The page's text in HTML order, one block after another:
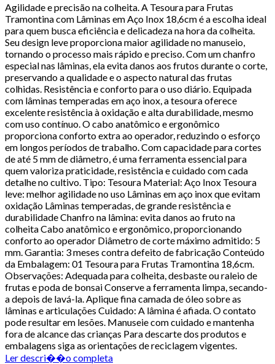
Agilidade e precisão na colheita. A Tesoura para Frutas
Tramontina com Lâminas em Aço Inox 18,6cm é a escolha ideal
para quem busca eficiência e delicadeza na hora da colheita.
Seu design leve proporciona maior agilidade no manuseio,
tornando o processo mais rápido e preciso. Com um chanfro
especial nas lâminas, ela evita danos aos frutos durante o corte,
preservando a qualidade e o aspecto natural das frutas
colhidas. Resistência e conforto para o uso diário. Equipada
com lâminas temperadas em aço inox, a tesoura oferece
excelente resistência à oxidação e alta durabilidade, mesmo
com uso contínuo. O cabo anatômico e ergonômico
proporciona conforto extra ao operador, reduzindo o esforço
em longos períodos de trabalho. Com capacidade para cortes
de até 5 mm de diâmetro, é uma ferramenta essencial para
quem valoriza praticidade, resistência e cuidado com cada
detalhe no cultivo. Tipo: Tesoura Material: Aço Inox Tesoura
leve: melhor agilidade no uso Lâminas em aço inox que evitam
oxidação Lâminas temperadas, de grande resistência e
durabilidade Chanfro na lâmina: evita danos ao fruto na
colheita Cabo anatômico e ergonômico, proporcionando
conforto ao operador Diâmetro de corte máximo admitido: 5
mm. Garantia: 3 meses contra defeito de fabricação Conteúdo
da Embalagem: 01 Tesoura para Frutas Tramontina 18,6cm.
Observações: Adequada para colheita, desbaste ou raleio de
frutas e poda de bonsai Conserve a ferramenta limpa, secando-
a depois de lavá-la. Aplique fina camada de óleo sobre as
lâminas e articulações Cuidado: A lâmina é afiada. O contato
pode resultar em lesões. Manuseie com cuidado e mantenha
fora de alcance das crianças Para descarte dos produtos e
embalagens siga as orientações de reciclagem vigentes.
Ler descri��o completa